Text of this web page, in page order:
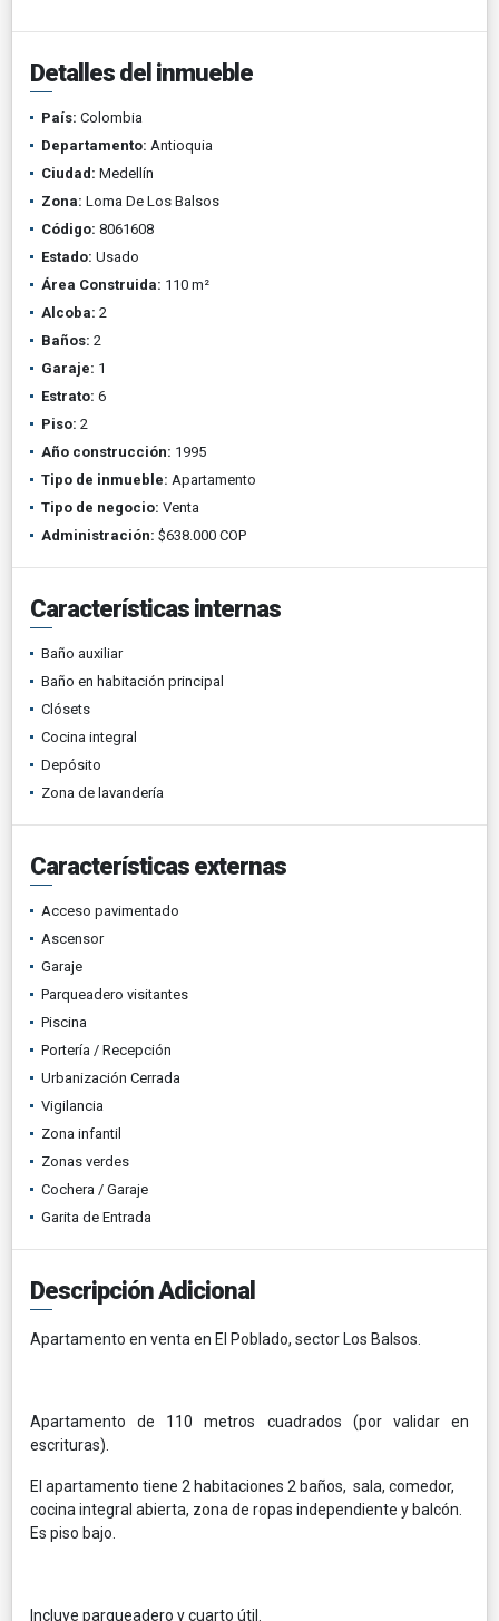
Detalles del inmueble
País: Colombia
Departamento: Antioquia
Ciudad: Medellín
Zona: Loma De Los Balsos
Código: 8061608
Estado: Usado
Área Construida: 110 m²
Alcoba: 2
Baños: 2
Garaje: 1
Estrato: 6
Piso: 2
Año construcción: 1995
Tipo de inmueble: Apartamento
Tipo de negocio: Venta
Administración: $638.000 COP
Características internas
Baño auxiliar
Baño en habitación principal
Clósets
Cocina integral
Depósito
Zona de lavandería
Características externas
Acceso pavimentado
Ascensor
Garaje
Parqueadero visitantes
Piscina
Portería / Recepción
Urbanización Cerrada
Vigilancia
Zona infantil
Zonas verdes
Cochera / Garaje
Garita de Entrada
Descripción Adicional
Apartamento en venta en El Poblado, sector Los Balsos.
Apartamento de 110 metros cuadrados (por validar en
escrituras).
El apartamento tiene 2 habitaciones 2 baños, sala, comedor,
cocina integral abierta, zona de ropas independiente y balcón.
Es piso bajo.
Incluye parqueadero y cuarto útil.